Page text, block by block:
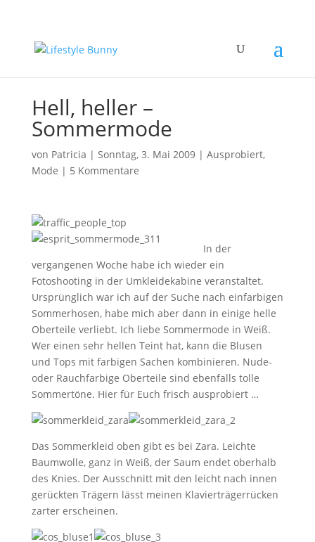
Hell, heller –
Sommermode
von Patricia | Sonntag, 3. Mai 2009| Ausprobiert,
Mode | 5 Kommentare
In der
vergangenen Woche habe ich wieder ein
Fotoshooting in der Umkleidekabine veranstaltet.
Ursprünglich war ich auf der Suche nach einfarbigen
Sommerhosen, habe mich aber dann in einige helle
Oberteile verliebt. Ich liebe Sommermode in Weiß.
Wer einen sehr hellen Teint hat, kann die Blusen
und Tops mit farbigen Sachen kombinieren. Nude-
oder Rauchfarbige Oberteile sind ebenfalls tolle
Sommertöne. Hier für Euch frisch ausprobiert …
Das Sommerkleid oben gibt es bei Zara. Leichte
Baumwolle, ganz in Weiß, der Saum endet oberhalb
des Knies. Der Ausschnitt mit den leicht nach innen
gerückten Trägern lässt meinen Klavierträgerrücken
zarter erscheinen.